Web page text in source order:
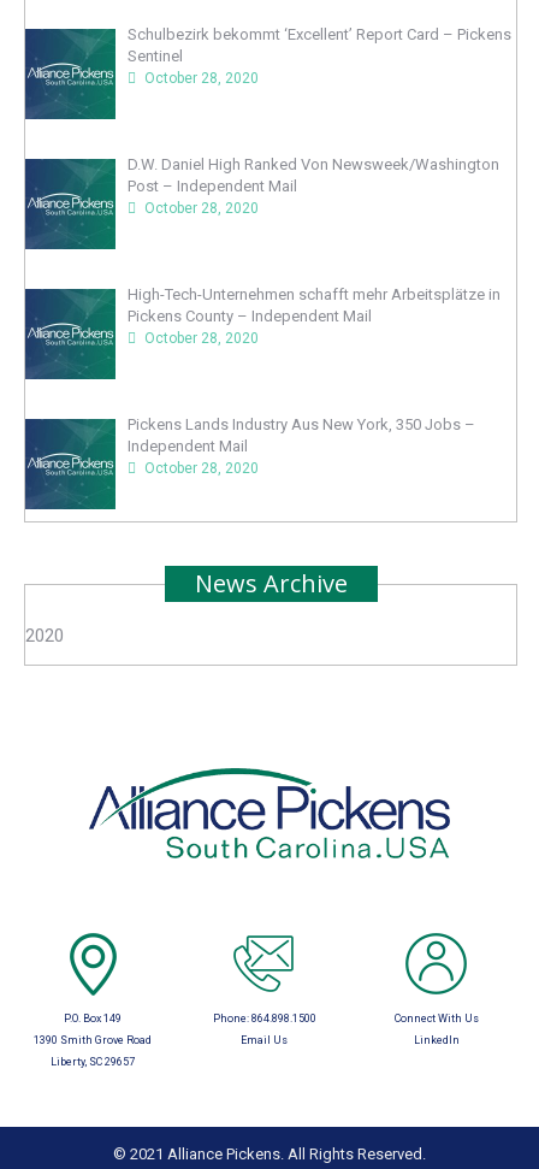
Schulbezirk bekommt ‘Excellent’ Report Card – Pickens
Sentinel
October 28, 2020
D.W. Daniel High Ranked Von Newsweek/Washington
Post – Independent Mail
October 28, 2020
High-Tech-Unternehmen schafft mehr Arbeitsplätze in
Pickens County – Independent Mail
October 28, 2020
Pickens Lands Industry Aus New York, 350 Jobs –
Independent Mail
October 28, 2020
News Archive
2020
P.O. Box 149
1390 Smith Grove Road
Liberty, SC 29657
Phone: 864.898.1500
Email Us
Connect With Us
LinkedIn
© 2021 Alliance Pickens. All Rights Reserved.